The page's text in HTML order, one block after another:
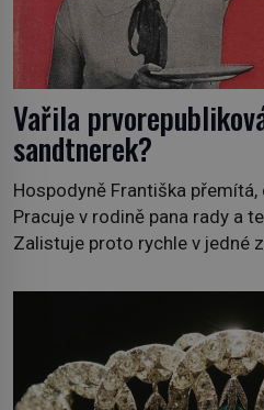
Vařila
sandtnerek?
Hospodyně Františka
Pracuje v rodině pana rady a
Zalistuje proto rychle v jedné
povzdechne si směrem ke
ruce. Ještě v prvních letech
nedostatku zboží přídělový